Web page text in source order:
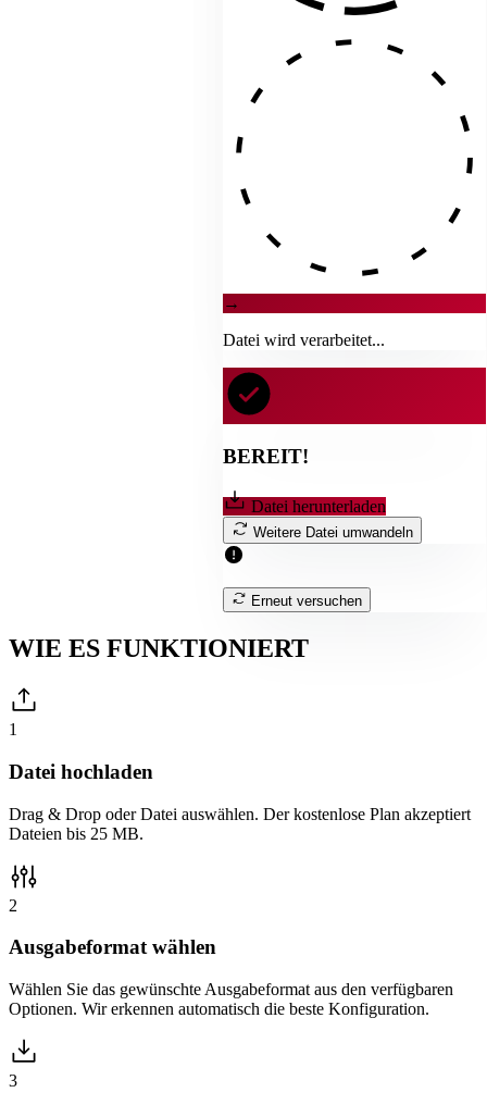
→
Datei wird verarbeitet...
BEREIT!
Datei herunterladen
Weitere Datei umwandeln
Erneut versuchen
WIE ES FUNKTIONIERT
1
Datei hochladen
Drag & Drop oder Datei auswählen. Der kostenlose Plan akzeptiert
Dateien bis 25 MB.
2
Ausgabeformat wählen
Wählen Sie das gewünschte Ausgabeformat aus den verfügbaren
Optionen. Wir erkennen automatisch die beste Konfiguration.
3